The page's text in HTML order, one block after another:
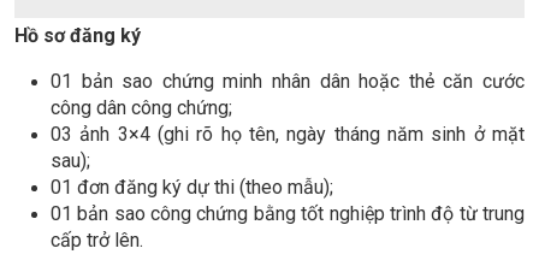
Hồ sơ đăng ký
01 bản sao chứng minh nhân dân hoặc thẻ căn cước
công dân công chứng;
03 ảnh 3×4 (ghi rõ họ tên, ngày tháng năm sinh ở mặt
sau);
01 đơn đăng ký dự thi (theo mẫu);
01 bản sao công chứng bằng tốt nghiệp trình độ từ trung
cấp trở lên.